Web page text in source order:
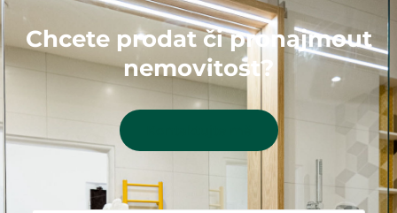
Chcete prodat či pronajmout
nemovitost?